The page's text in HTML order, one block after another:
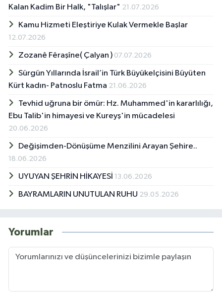
Kalan Kadim Bir Halk, "Talışlar" 21.07.2026
Kamu Hizmeti Eleştiriye Kulak Vermekle Başlar
12.07.2026
Zozanê Fêraşîne( Çalyan ) 07.07.2026
Sürgün Yıllarında İsrail’in Türk Büyükelçisini Büyüten
Kürt kadın- Patnoslu Fatma 21.06.2026
Tevhid uğruna bir ömür: Hz. Muhammed'in kararlılığı,
Ebu Talib'in himayesi ve Kureyş'in mücadelesi
20.06.2026
Değişimden-Dönüşüme Menzilini Arayan Şehire..
18.06.2026
UYUYAN ŞEHRİN HİKAYESİ 13.06.2026
BAYRAMLARIN UNUTULAN RUHU 29.05.2026
Yorumlar